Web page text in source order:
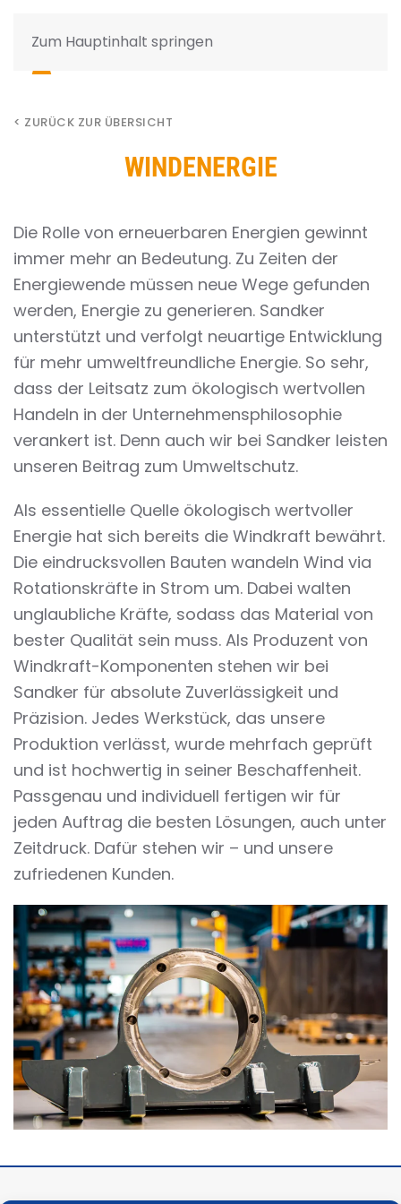
Zum Hauptinhalt springen
< ZURÜCK ZUR ÜBERSICHT
WINDENERGIE
Die Rolle von erneuerbaren Energien gewinnt
immer mehr an Bedeutung. Zu Zeiten der
Energiewende müssen neue Wege gefunden
werden, Energie zu generieren. Sandker
unterstützt und verfolgt neuartige Entwicklung
für mehr umweltfreundliche Energie. So sehr,
dass der Leitsatz zum ökologisch wertvollen
Handeln in der Unternehmensphilosophie
verankert ist. Denn auch wir bei Sandker leisten
unseren Beitrag zum Umweltschutz.
Als essentielle Quelle ökologisch wertvoller
Energie hat sich bereits die Windkraft bewährt.
Die eindrucksvollen Bauten wandeln Wind via
Rotationskräfte in Strom um. Dabei walten
unglaubliche Kräfte, sodass das Material von
bester Qualität sein muss. Als Produzent von
Windkraft-Komponenten stehen wir bei
Sandker für absolute Zuverlässigkeit und
Präzision. Jedes Werkstück, das unsere
Produktion verlässt, wurde mehrfach geprüft
und ist hochwertig in seiner Beschaffenheit.
Passgenau und individuell fertigen wir für
jeden Auftrag die besten Lösungen, auch unter
Zeitdruck. Dafür stehen wir – und unsere
zufriedenen Kunden.